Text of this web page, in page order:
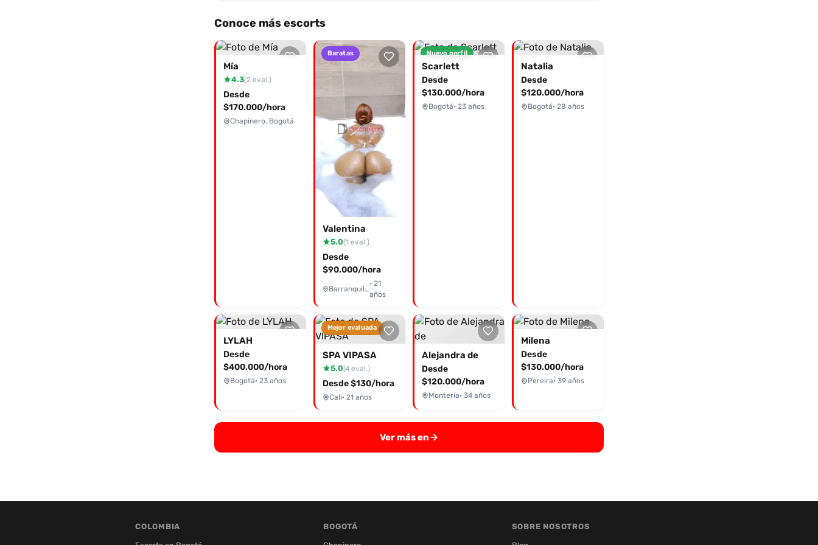
Conoce más escorts
Mía
4.3(2 eval.)
Desde
$170.000/hora
Chapinero, Bogotá
Baratas
Valentina
5.0(1 eval.)
Desde
$90.000/hora
Barranquilla
· 21
años
Nuevo perfil
Scarlett
Desde
$130.000/hora
Bogotá· 23 años
Natalia
Desde
$120.000/hora
Bogotá· 28 años
LYLAH
Desde
$400.000/hora
Bogotá· 23 años
Mejor evaluada
SPA VIPASA
5.0(4 eval.)
Desde $130/hora
Cali· 21 años
Alejandra de
Desde
$120.000/hora
Montería· 34 años
Milena
Desde
$130.000/hora
Pereira· 39 años
Ver más en
COLOMBIA BOGOTÁ SOBRE NOSOTROS